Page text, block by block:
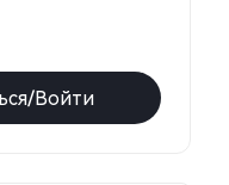
Войти